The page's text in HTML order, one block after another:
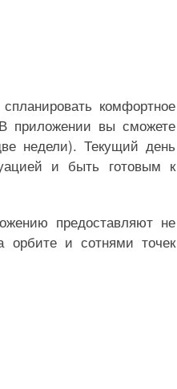
комфортное
приложении вы сможете
недели). Текущий день
и быть готовым к
предоставляют не
орбите и сотнями точек